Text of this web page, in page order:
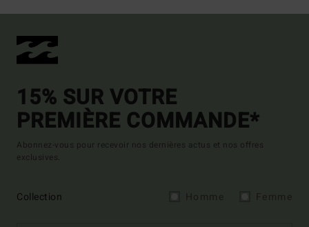
15% SUR VOTRE
PREMIÈRE COMMANDE*
Abonnez-vous pour recevoir nos dernières actus et nos offres
exclusives.
Collection